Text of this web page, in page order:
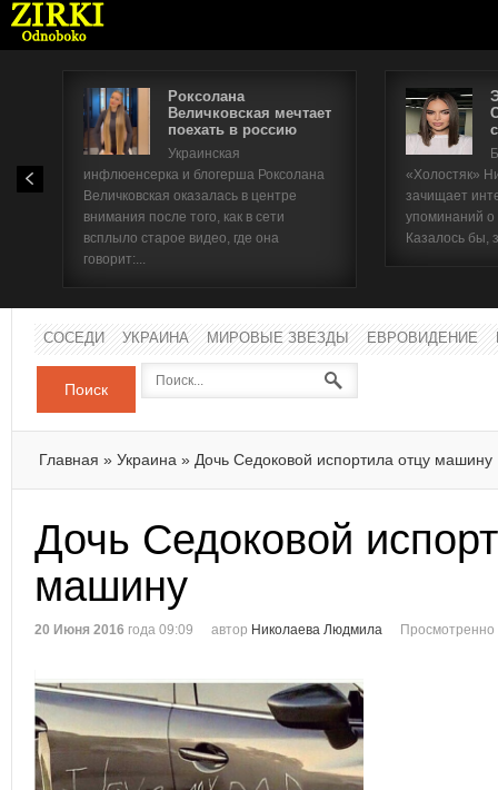
Роксолана
Величковская мечтает
поехать в россию
Украинская
инфлюенсерка и блогерша Роксолана
Величковская оказалась в центре
внимания после того, как в сети
всплыло старое видео, где она
говорит:...
«Холостяк»
зачищает
упоминаний
Казалось бы,
СОСЕДИ УКРАИНА МИРОВЫЕ ЗВЕЗДЫ ЕВРОВИДЕНИЕ
Поиск
Главная » Украина » Дочь Седоковой испортила отцу машину
Дочь Седоковой
машину
20 Июня 2016 года 09:09 автор Николаева Людмила Просмотренно
Имя